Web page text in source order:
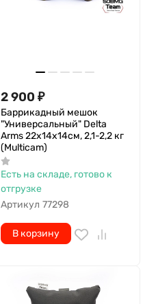
2 900 ₽
Баррикадный мешок
"Универсальный" Delta
Arms 22х14х14см, 2,1-2,2 кг
(Multicam)
Есть на складе, готово к
отгрузке
Артикул 77298
В корзину